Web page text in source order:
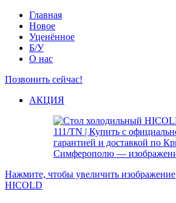
Главная
Новое
Уценённое
Б/У
О нас
Позвонить сейчас!
АКЦИЯ
Нажмите, чтобы увеличить изображение
HICOLD